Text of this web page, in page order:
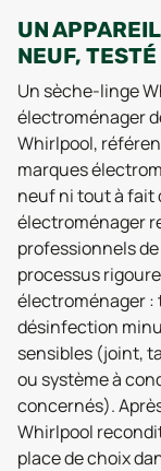
UN
NEUF,
Un sèche-linge
électroménager
Whirlpool,
marques
neuf ni tout à fait
électroménager
professionnels
processus
électroménager
désinfection
sensibles (joint,
ou système à
concernés).
Whirlpool
place de choix